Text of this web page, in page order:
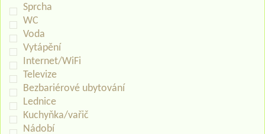
Sprcha
WC
Voda
Vytápění
Internet/WiFi
Televize
Bezbariérové ubytování
Lednice
Kuchyňka/vařič
Nádobí